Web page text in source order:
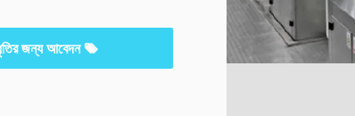
জন্য আবেদন